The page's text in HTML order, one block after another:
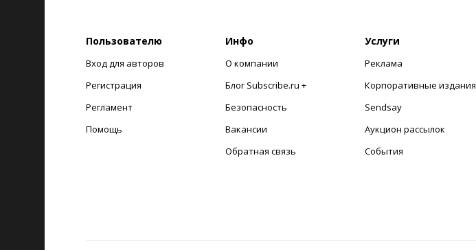
Пользователю
Вход для авторов
Регистрация
Регламент
Помощь
Инфо
О компании
Блог Subscribe.ru +
Безопасность
Вакансии
Обратная связь
Услуги
Реклама
Корпоративные издания
Sendsay
Аукцион рассылок
События